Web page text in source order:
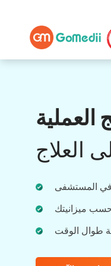
العلاج
في المستشفى
ميزانيتك
طوال الوقت
الرعاية
على مدار
فريقنا الذي يعالج